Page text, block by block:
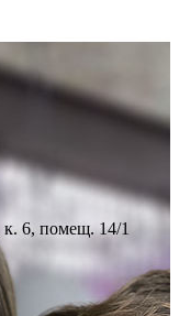
к. 6, помещ. 14/1